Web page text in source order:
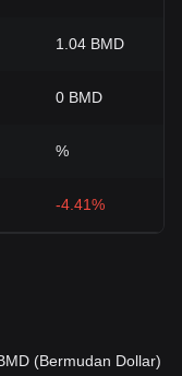
1.04 BMD
0 BMD
%
-4.41%
(Bermudan Dollar)